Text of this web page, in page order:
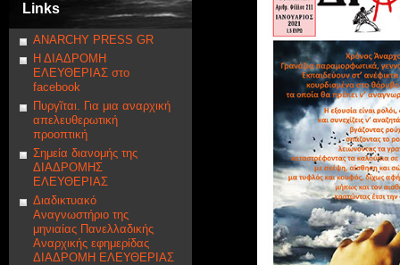
Links
ANARCHY PRESS GR
Η ΔΙΑΔΡΟΜΗ
ΕΛΕΥΘΕΡΙΑΣ στο
facebook
Πυργῖται. Για μια αναρχική
απελευθερωτική
προοπτική
Σημεία διανομής της
ΔΙΑΔΡΟΜΗΣ
ΕΛΕΥΘΕΡΙΑΣ
Διαδικτυακό
Αναγνωστήριο της
μηνιαίας Πανελλαδικής
Αναρχικής εφημερίδας
ΔΙΑΔΡΟΜΗ ΕΛΕΥΘΕΡΙΑΣ